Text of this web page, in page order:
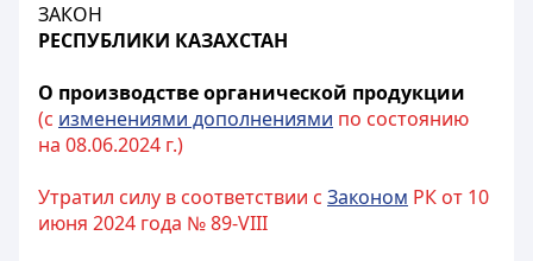
ЗАКОН
РЕСПУБЛИКИ КАЗАХСТАН
О производстве органической продукции
(с изменениями дополнениями по состоянию
на 08.06.2024 г.)
Утратил силу в соответствии с Законом РК от 10
июня 2024 года № 89-VIII